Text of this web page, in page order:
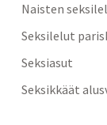
Naisten
Seksilelut
Seksiasut
Seksikkäät